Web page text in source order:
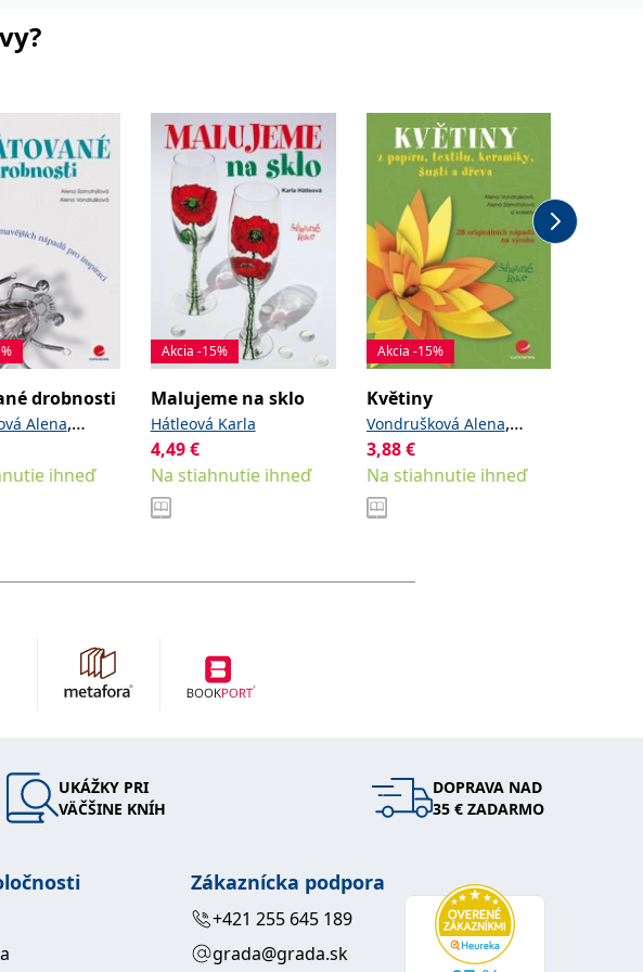
drobnosti
Alena,
Alena
ihneď
Akcia -15%
Malujeme na sklo
Hátleová Karla
4,49€
Na stiahnutie ihneď
Akcia -15%
Květiny
Vondrušková Alena,
Samohýlová Alena
kolektiv
3,88€
Na stiahnutie ihneď
UKÁŽKY PRI
VÄČŠINE KNÍH
DOPRAVA NAD
35 € ZADARMO
Zákaznícka podpora
+421 255 645 189
grada@grada.sk